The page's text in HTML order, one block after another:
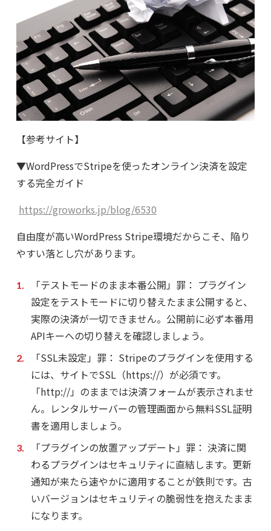
【参考サイト】
▼WordPressでStripeを使ったオンライン決済を設定
する完全ガイド
https://groworks.jp/blog/6530
自由度が高いWordPress Stripe環境だからこそ、陥り
やすい落とし穴があります。
「テストモードのまま本番公開」罪： プラグイン
設定をテストモードに切り替えたまま公開すると、
実際の決済が一切できません。公開前に必ず本番用
APIキーへの切り替えを確認しましょう。
「SSL未設定」罪： Stripeのプラグインを使用する
には、サイトでSSL（https://）が必須です。
「http://」のままでは決済フォームが表示されませ
ん。レンタルサーバーの管理画面から無料SSL証明
書を適用しましょう。
「プラグインの放置アップデート」罪： 決済に関
わるプラグインはセキュリティに直結します。更新
通知が来たら速やかに適用することが鉄則です。古
いバージョンはセキュリティの脆弱性を抱えたまま
になります。